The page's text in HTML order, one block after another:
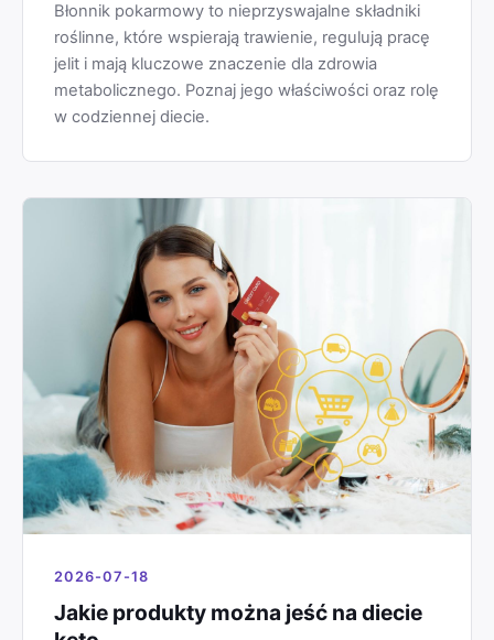
Błonnik pokarmowy to nieprzyswajalne składniki
roślinne, które wspierają trawienie, regulują pracę
jelit i mają kluczowe znaczenie dla zdrowia
metabolicznego. Poznaj jego właściwości oraz rolę
w codziennej diecie.
2026-07-18
Jakie produkty można jeść na diecie